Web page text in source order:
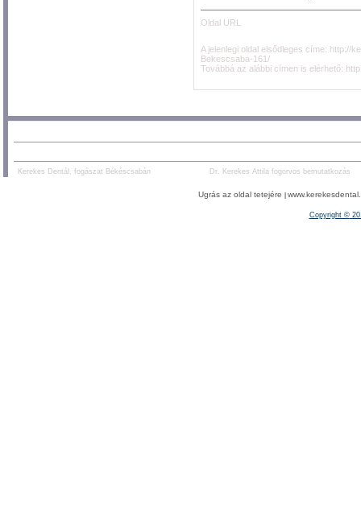
Oldal URL
A jelenlegi oldal elsődleges címe: http://
Bekescsaba-161/
Továbbá az alábbi címen is elérhető:
Kerekes Dentál, fogászat Békéscsabán Dr. Kerekes Attila fogorvos bemutatkozás
Ugrás az oldal tetejére
Copyright ©